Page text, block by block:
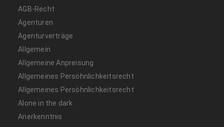
AGB-Recht
Agenturen
Agenturverträge
Allgemein
Allgemeine Anpreisung
Allgemeines Persöhnlichkeitsrecht
Allgemeines Persöhnlichkeitsrecht
Alone in the dark
Anerkenntnis